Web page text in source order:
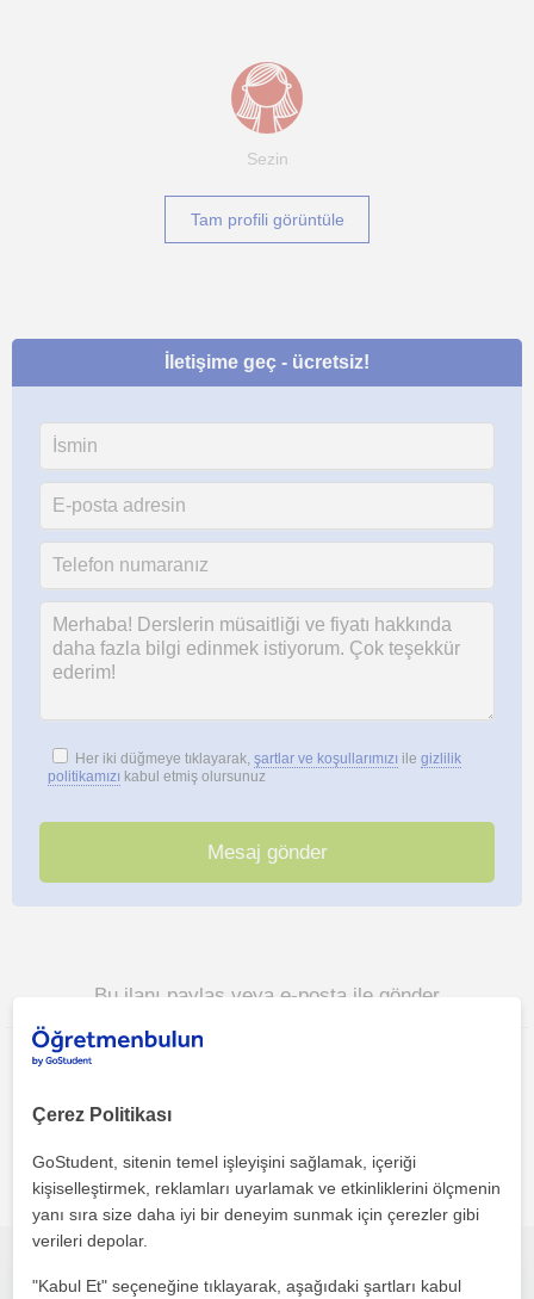
Sezin
Tam profili görüntüle
İletişime geç - ücretsiz!
Her iki düğmeye tıklayarak, şartlar ve koşullarımızı ile gizlilik
politikamızı kabul etmiş olursunuz
Bu ilanı paylaş veya e-posta ile gönder
Izmirli bölgesinde ilginizi çekebilecek diğer Matematik
öğretmenleri
Çerez Politikası
GoStudent, sitenin temel işleyişini sağlamak, içeriği
kişiselleştirmek, reklamları uyarlamak ve etkinliklerini ölçmenin
yanı sıra size daha iyi bir deneyim sunmak için çerezler gibi
verileri depolar.
"Kabul Et" seçeneğine tıklayarak, aşağıdaki şartları kabul